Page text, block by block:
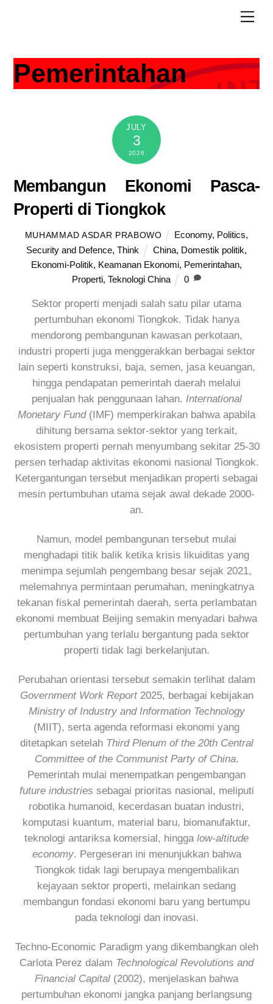
Pemerintahan
JULY
3
2026
Membangun Ekonomi Pasca-
Properti di Tiongkok
MUHAMMAD ASDAR PRABOWO Economy, Politics,
Security and Defence,Think China, Domestik politik,
Ekonomi-Politik, Keamanan Ekonomi, Pemerintahan,
Properti, Teknologi China 0
Sektor properti menjadi salah satu pilar utama
pertumbuhan ekonomi Tiongkok. Tidak hanya
mendorong pembangunan kawasan perkotaan,
industri properti juga menggerakkan berbagai sektor
lain seperti konstruksi, baja, semen, jasa keuangan,
hingga pendapatan pemerintah daerah melalui
penjualan hak penggunaan lahan. International
Monetary Fund(IMF) memperkirakan bahwa apabila
dihitung bersama sektor-sektor yang terkait,
ekosistem properti pernah menyumbang sekitar 25-30
persen terhadap aktivitas ekonomi nasional Tiongkok.
Ketergantungan tersebut menjadikan properti sebagai
mesin pertumbuhan utama sejak awal dekade 2000-
an.
Namun, model pembangunan tersebut mulai
menghadapi titik balik ketika krisis likuiditas yang
menimpa sejumlah pengembang besar sejak 2021,
melemahnya permintaan perumahan, meningkatnya
tekanan fiskal pemerintah daerah, serta perlambatan
ekonomi membuat Beijing semakin menyadari bahwa
pertumbuhan yang terlalu bergantung pada sektor
properti tidak lagi berkelanjutan.
Perubahan orientasi tersebut semakin terlihat dalam
Government Work Report2025, berbagai kebijakan
Ministry of Industry and Information Technology
(MIIT), serta agenda reformasi ekonomi yang
ditetapkan setelah Third Plenum of the 20th Central
Committee of the Communist Party of China.
Pemerintah mulai menempatkan pengembangan
future industries sebagai prioritas nasional, meliputi
robotika humanoid, kecerdasan buatan industri,
komputasi kuantum, material baru, biomanufaktur,
teknologi antariksa komersial, hingga low-altitude
economy. Pergeseran ini menunjukkan bahwa
Tiongkok tidak lagi berupaya mengembalikan
kejayaan sektor properti, melainkan sedang
membangun fondasi ekonomi baru yang bertumpu
pada teknologi dan inovasi.
Techno-Economic Paradigm yang dikembangkan oleh
Carlota Perez dalam Technological Revolutions and
Financial Capital (2002), menjelaskan bahwa
pertumbuhan ekonomi jangka panjang berlangsung